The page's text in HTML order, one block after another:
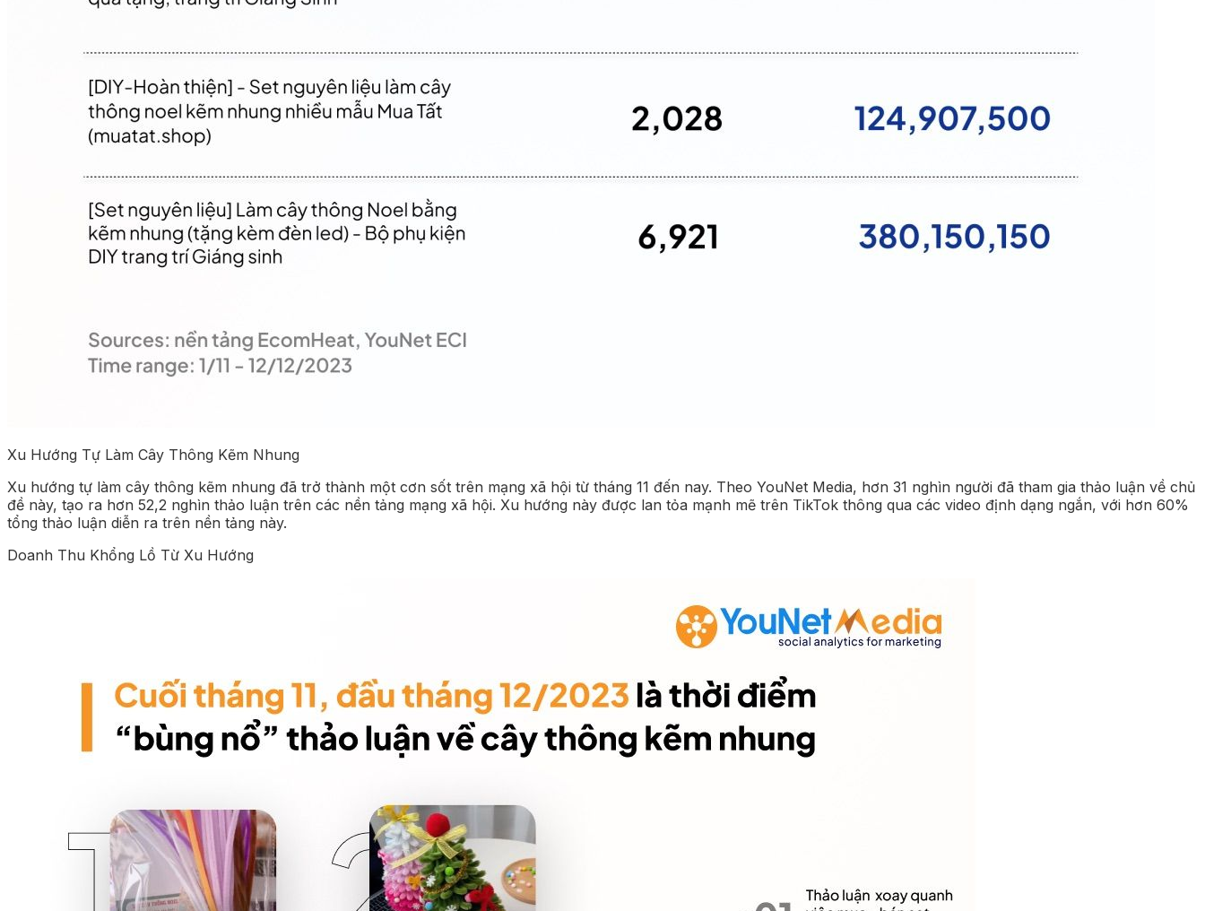
Xu Hướng Tự Làm Cây Thông Kẽm Nhung
Xu hướng tự làm cây thông kẽm nhung đã trở thành một cơn sốt trên mạng xã hội từ tháng 11 đến nay. Theo YouNet Media, hơn 31 nghìn người đã tham gia thảo luận về chủ
đề này, tạo ra hơn 52,2 nghìn thảo luận trên các nền tảng mạng xã hội. Xu hướng này được lan tỏa mạnh mẽ trên TikTok thông qua các video định dạng ngắn, với hơn 60%
tổng thảo luận diễn ra trên nền tảng này.
Doanh Thu Khổng Lồ Từ Xu Hướng